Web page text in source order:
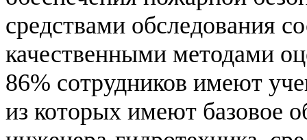
средствами обследования
качественными методами
86% сотрудников имеют
из которых имеют базовое